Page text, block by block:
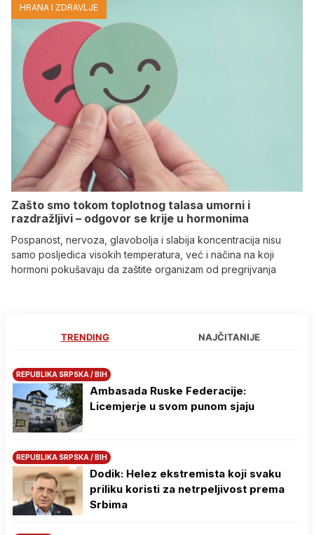
HRANA I ZDRAVLJE
Zašto smo tokom toplotnog talasa umorni i
razdražljivi – odgovor se krije u hormonima
Pospanost, nervoza, glavobolja i slabija koncentracija nisu
samo posljedica visokih temperatura, već i načina na koji
hormoni pokušavaju da zaštite organizam od pregrijvanja
TRENDING NAJČITANIJE
REPUBLIKA SRPSKA / BIH
Ambasada Ruske Federacije:
Licemjerje u svom punom sjaju
REPUBLIKA SRPSKA / BIH
Dodik: Helez ekstremista koji svaku
priliku koristi za netrpeljivost prema
Srbima